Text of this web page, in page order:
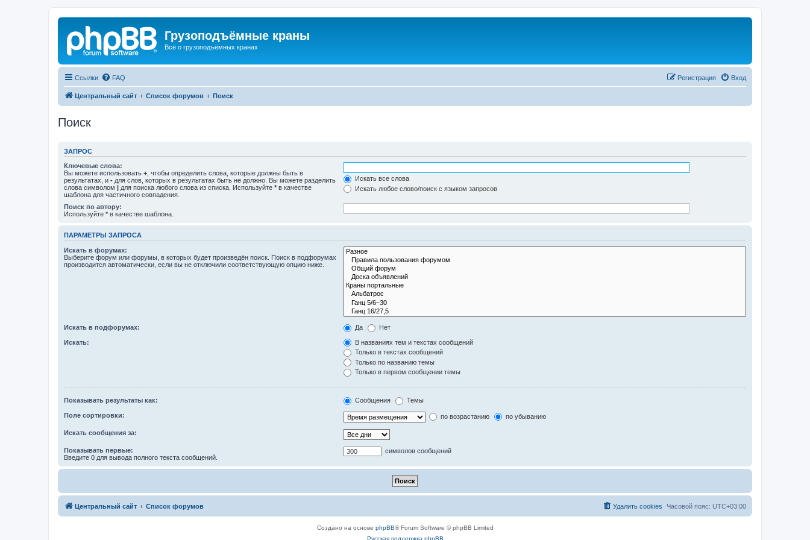
Грузоподъёмные краны
Всё о грузоподъёмных кранах
Ссылки FAQ Вход
Регистрация
Центральный сайт Список форумов Поиск
Поиск
ЗАПРОС
Ключевые слова:
Вы можете использовать + , чтобы определить слова, которые должны быть в
результатах, и - для слов, которых в результатах быть не должно. Вы можете разделить
слова символом | для поиска любого слова из списка. Используйте * в качестве
шаблона для частичного совпадения.
Искать все слова
Искать любое слово/поиск с языком запросов
Поиск по автору:
Используйте * в качестве шаблона.
ПАРАМЕТРЫ ЗАПРОСА
Искать в форумах:
Выберите форум или форумы, в которых будет произведён поиск. Поиск в подфорумах
производится автоматически, если вы не отключили соответствующую опцию ниже.
Искать в подфорумах: Да Нет
Искать:
В названиях тем и текстах сообщений
Только в текстах сообщений
Только по названию темы
Только в первом сообщении темы
Показывать результаты как: Сообщения Темы
Поле сортировки: по возрастанию по убыванию
Искать сообщения за:
Показывать первые:
Введите 0 для вывода полного текста сообщений.
символов сообщений
Центральный сайт Список форумов Часовой пояс: UTC+03:00
Удалить cookies
Создано на основе phpBB® Forum Software © phpBB Limited
Русская поддержка phpBB